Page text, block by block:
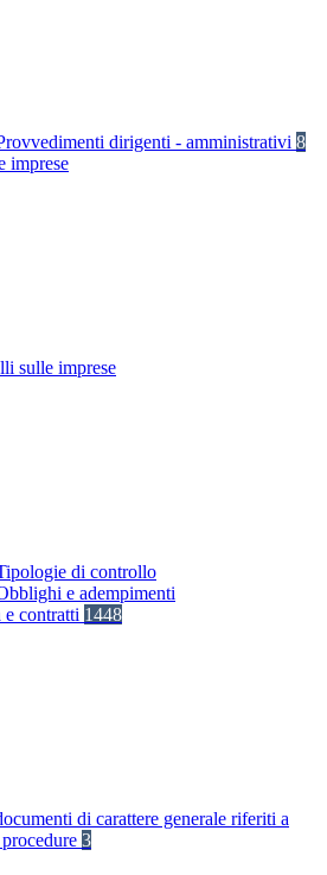
dirigenti - amministrativi 8
imprese
sulle imprese
di controllo
e adempimenti
contratti 1448
di carattere generale riferiti a
3